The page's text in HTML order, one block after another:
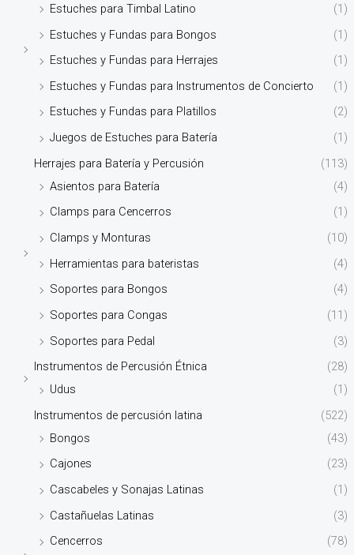
Estuches para Timbal Latino
(1)
Estuches y Fundas para Bongos
(1)
Estuches y Fundas para Herrajes
(1)
Estuches y Fundas para Instrumentos de Concierto
(1)
Estuches y Fundas para Platillos
(2)
Juegos de Estuches para Batería
(1)
Herrajes para Batería y Percusión
(113)
Asientos para Batería
(4)
Clamps para Cencerros
(1)
Clamps y Monturas
(10)
Herramientas para bateristas
(4)
Soportes para Bongos
(4)
Soportes para Congas
(11)
Soportes para Pedal
(3)
Instrumentos de Percusión Étnica
(28)
Udus
(1)
Instrumentos de percusión latina
(522)
Bongos
(43)
Cajones
(23)
Cascabeles y Sonajas Latinas
(1)
Castañuelas Latinas
(3)
Cencerros
(78)